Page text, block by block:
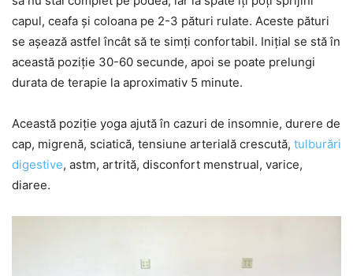
capul, ceafa și coloana pe 2-3 pături rulate. Aceste pături
se așează astfel încât să te simți confortabil. Inițial se stă în
această poziție 30-60 secunde, apoi se poate prelungi
durata de terapie la aproximativ 5 minute.
Această poziție yoga ajută în cazuri de insomnie, durere de
cap, migrenă, sciatică, tensiune arterială crescută, tulburări
digestive, astm, artrită, disconfort menstrual, varice,
diaree.